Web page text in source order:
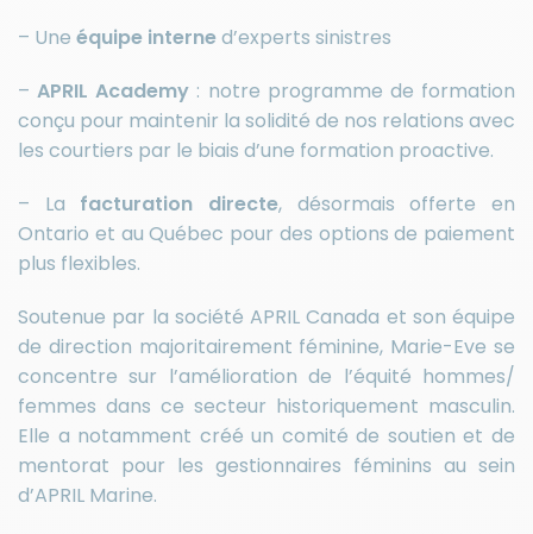
– Une équipe interned’experts sinistres
–APRIL Academy : notre programme de formation
conçu pour maintenir la solidité de nos relations avec
les courtiers par le biais d’une formation proactive.
– La facturation directe, désormais offerte en
Ontario et au Québec pour des options de paiement
plus flexibles.
Soutenue par la société APRIL Canada et son équipe
de direction majoritairement féminine, Marie-Eve se
concentre sur l’amélioration de l’équité hommes/
femmes dans ce secteur historiquement masculin.
Elle a notamment créé un comité de soutien et de
mentorat pour les gestionnaires féminins au sein
d’APRIL Marine.